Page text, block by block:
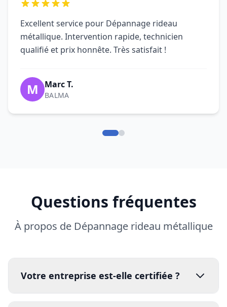
Excellent service pour Dépannage rideau
métallique. Intervention rapide, technicien
qualifié et prix honnête. Très satisfait !
M Marc T.
BALMA
Questions fréquentes
À propos de Dépannage rideau métallique
Votre entreprise est-elle certifiée ?